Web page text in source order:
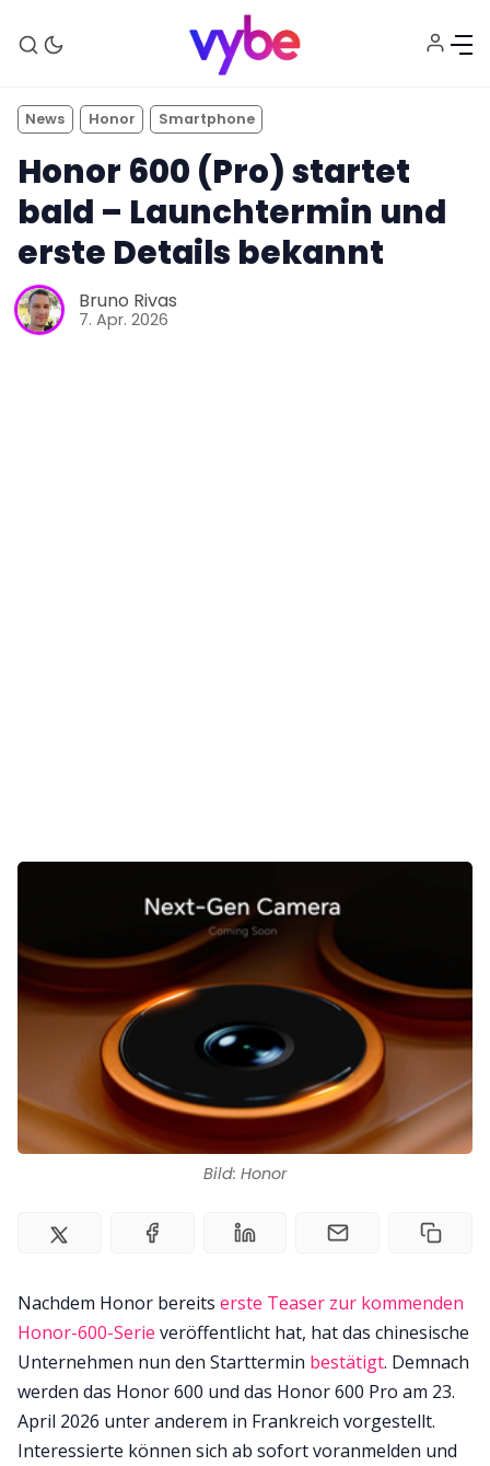
Zusammenarbeit
Kontakt
Impressum
Bild: Honor
News Honor Smartphone
Honor 600 (Pro) startet
bald – Launchtermin und
erste Details bekannt
Bruno Rivas
7. Apr. 2026
Nachdem Honor bereits erste Teaser zur kommenden
Honor-600-Serie veröffentlicht hat, hat das chinesische
Unternehmen nun den Starttermin bestätigt. Demnach
werden das Honor 600 und das Honor 600 Pro am 23.
April 2026 unter anderem in Frankreich vorgestellt.
Interessierte können sich ab sofort voranmelden und